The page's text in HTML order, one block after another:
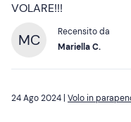
VOLARE!!!
MC
Recensito da
Mariella C.
24 Ago 2024 | Volo in